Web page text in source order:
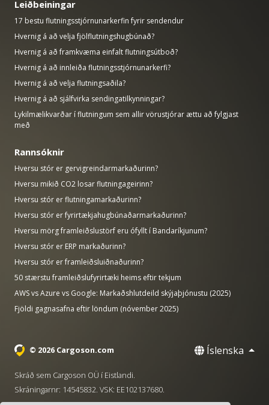
Leiðbeiningar
17 bestu flutningsstjórnunarkerfin fyrir sendendur
Hvernig á að velja fjölflutningshugbúnað?
Hvernig á að framkvæma einfalt flutningsútboð?
Hvernig á að innleiða flutningsstjórnunarkerfi?
Hvernig á að velja flutningsaðila?
Hvernig á að sjálfvirka sendingatilkynningar?
Lykilmælikvarðar í flutningum sem allir vörustjórar ættu að fylgjast
með
Rannsóknir
Hversu stór er gervigreindarmarkaðurinn?
Hversu mikið CO2 losar flutningageirinn?
Hversu stór er flutningamarkaðurinn?
Hversu stór er fyrirtækjahugbúnaðarmarkaðurinn?
Hversu mörg framleiðslustörf eru ófyllt í Bandaríkjunum?
Hversu stór er ERP markaðurinn?
Hversu stór er framleiðsluiðnaðurinn?
50 stærstu framleiðslufyrirtæki heims eftir tekjum
AWS vs Azure vs Google: Markaðshlutdeild skýjaþjónustu (2025)
Fjöldi gagnasafna eftir löndum (nóvember 2025)
© 2026 Cargoson.com Íslenska
Skráð sem Cargoson OÜ í Eistlandi.
Skráningarnr: 14545832. VSK: EE102137680.